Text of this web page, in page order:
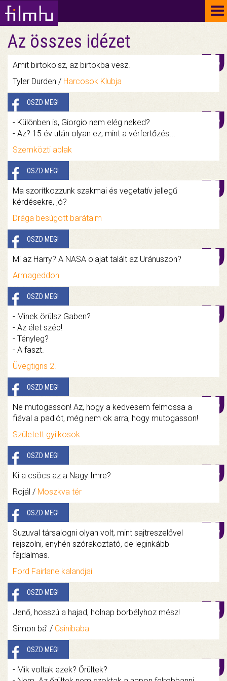
Az összes idézet
Amit birtokolsz, az birtokba vesz.
Tyler Durden / Harcosok Klubja
OSZD MEG!
- Különben is, Giorgio nem elég neked?
- Az? 15 év után olyan ez, mint a vérfertőzés...
Szemközti ablak
OSZD MEG!
Ma szorítkozzunk szakmai és vegetatív jellegű
kérdésekre, jó?
Drága besúgott barátaim
OSZD MEG!
Mi az Harry? A NASA olajat talált az Uránuszon?
Armageddon
OSZD MEG!
- Minek örülsz Gaben?
- Az élet szép!
- Tényleg?
- A faszt.
Üvegtigris 2.
OSZD MEG!
Ne mutogasson! Az, hogy a kedvesem felmossa a
fiával a padlót, még nem ok arra, hogy mutogasson!
Született gyilkosok
OSZD MEG!
Ki a csöcs az a Nagy Imre?
Rojál / Moszkva tér
OSZD MEG!
Suzuval társalogni olyan volt, mint sajtreszelővel
rejszolni, enyhén szórakoztató, de leginkább
fájdalmas.
Ford Fairlane kalandjai
OSZD MEG!
Jenő, hosszú a hajad, holnap borbélyhoz mész!
Simon bá' / Csinibaba
OSZD MEG!
- Mik voltak ezek? Őrültek?